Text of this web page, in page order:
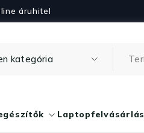
áruhitel
Laptopfelvásárlás